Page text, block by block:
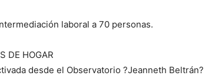
laboral a 70 personas.
DE HOGAR
desde el Observatorio ?Jeanneth Beltrán?